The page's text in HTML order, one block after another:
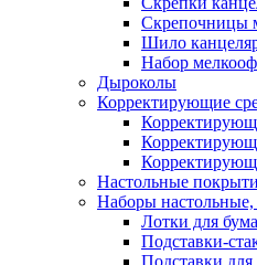
Скрепочницы
Шило
Набор
Дыроколы
Корректирующие
Настольные
Наборы настольные,
Лотки для
Подставки-
Подставки для